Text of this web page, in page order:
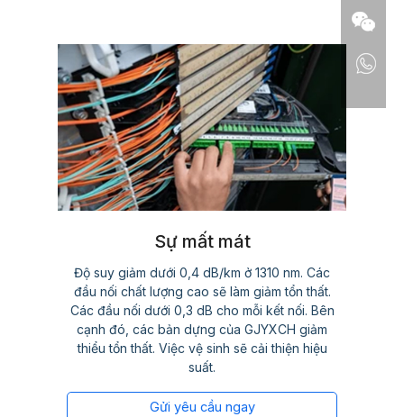
Sự mất mát
Độ suy giảm dưới 0,4 dB/km ở 1310 nm. Các
đầu nối chất lượng cao sẽ làm giảm tổn thất.
Các đầu nối dưới 0,3 dB cho mỗi kết nối. Bên
cạnh đó, các bản dựng của GJYXCH giảm
thiểu tổn thất. Việc vệ sinh sẽ cải thiện hiệu
suất.
Gửi yêu cầu ngay